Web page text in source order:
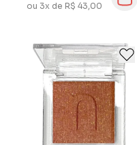
ou 3x de R$ 43,00